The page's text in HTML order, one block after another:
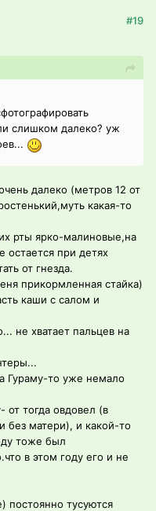
#19
слишком далеко? уж
далеко (метров 12 от
какая-то
рты ярко-малиновые,на
остается при детях
от гнезда.
прикормленная стайка)
каши с салом и
не хватает пальцев на
Гураму-то уже немало
тогда овдовел (в
без матери), и какой-то
тоже был
в этом году его и не
тусуются